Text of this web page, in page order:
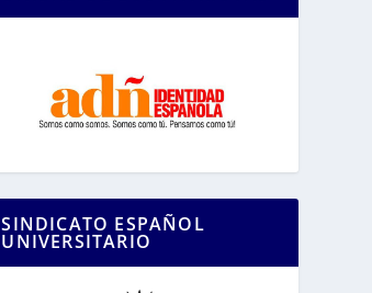
SINDICATO ESPAÑOL
UNIVERSITARIO